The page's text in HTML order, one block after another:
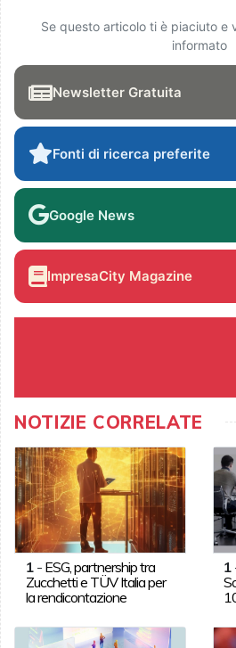
Se questo articolo ti è piaciuto e
informato
Newsletter Gratuita
Fonti di ricerca preferite
Google News
ImpresaCity Magazine
NOTIZIE CORRELATE
1- ESG, partnership tra
Zucchetti e TÜV Italia per
la rendicontazione
1